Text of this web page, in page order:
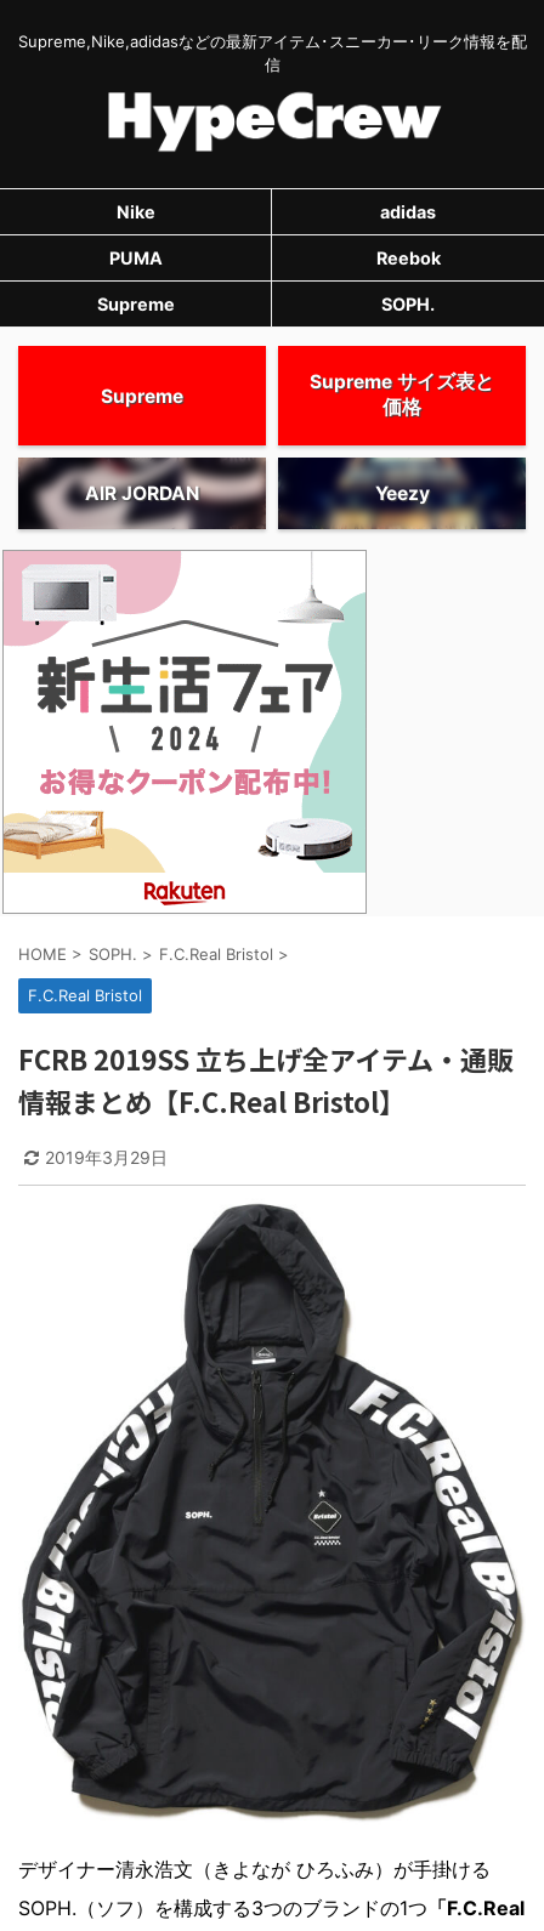
Supreme,Nike,adidasなどの最新アイテム･スニーカー･リーク情報を配
信
Nike adidas
PUMA Reebok
Supreme SOPH.
Supreme
Supreme サイズ表と
価格
AIR JORDAN Yeezy
HOME > SOPH. > F.C.Real Bristol >
F.C.Real Bristol
FCRB 2019SS 立ち上げ全アイテム・通販
情報まとめ【F.C.Real Bristol】
2019年3月29日
デザイナー清永浩文（きよなが ひろふみ）が手掛ける
SOPH.（ソフ）を構成する3つのブランドの1つ 「F.C.Real